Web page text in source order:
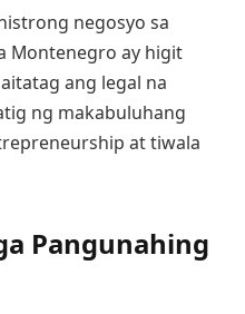
negosyo sa
Montenegro ay higit
ang legal na
ng makabuluhang
at tiwala
Pangunahing